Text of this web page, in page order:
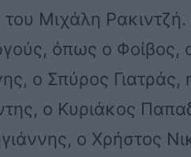
του Μιχάλη
όπως ο Φοίβος,
ο Σπύρος Γιατράς,
ο Κυριάκος
ο Χρήστος